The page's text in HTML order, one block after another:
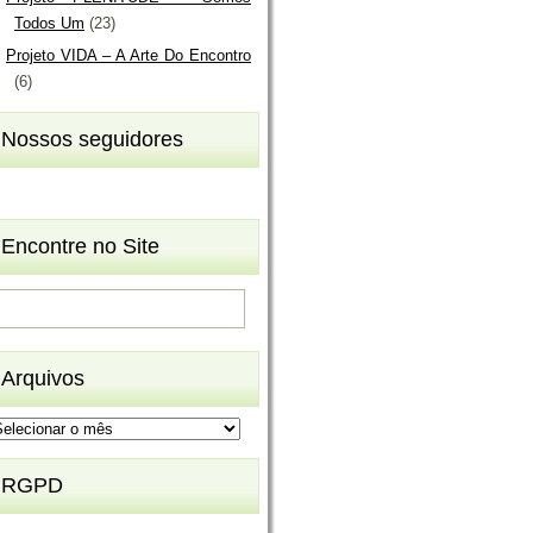
Todos Um (23)
Projeto VIDA – A Arte Do Encontro
(6)
Nossos seguidores
Encontre no Site
Arquivos
RGPD